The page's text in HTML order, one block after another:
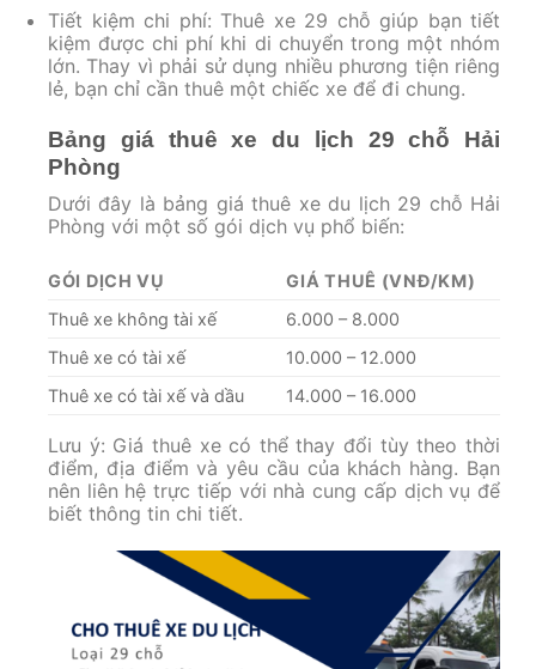
Tiết kiệm chi phí: Thuê xe 29 chỗ giúp bạn tiết
kiệm được chi phí khi di chuyển trong một nhóm
lớn. Thay vì phải sử dụng nhiều phương tiện riêng
lẻ, bạn chỉ cần thuê một chiếc xe để đi chung.
Bảng giá thuê xe du lịch 29 chỗ Hải
Phòng
Dưới đây là bảng giá thuê xe du lịch 29 chỗ Hải
Phòng với một số gói dịch vụ phổ biến:
GÓI DỊCH VỤ
GIÁ THUÊ (VNĐ/KM)
Thuê xe không tài xế
6.000 – 8.000
Thuê xe có tài xế
10.000 – 12.000
Thuê xe có tài xế và dầu
14.000 – 16.000
Lưu ý: Giá thuê xe có thể thay đổi tùy theo thời
điểm, địa điểm và yêu cầu của khách hàng. Bạn
nên liên hệ trực tiếp với nhà cung cấp dịch vụ để
biết thông tin chi tiết.